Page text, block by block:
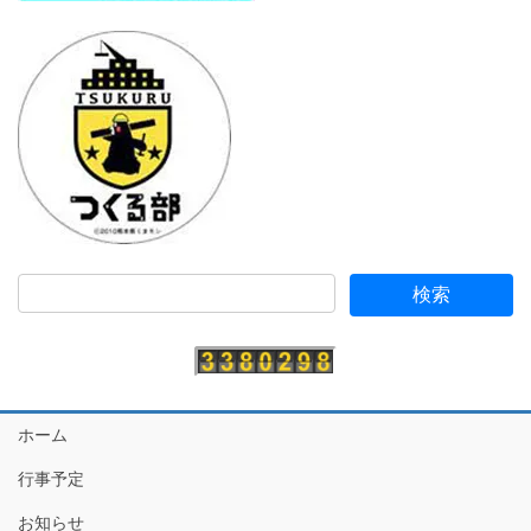
ホーム
行事予定
お知らせ